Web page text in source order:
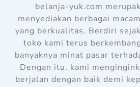
belanja-yuk.com
menyediakan berbagai
yang berkualitas. Berdiri
toko kami terus
banyaknya minat pasar
Dengan itu, kami
berjalan dengan baik demi